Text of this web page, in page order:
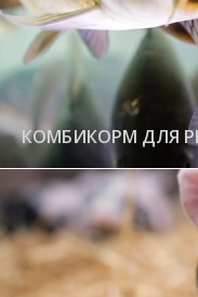
КОМБИКОРМ ДЛЯ